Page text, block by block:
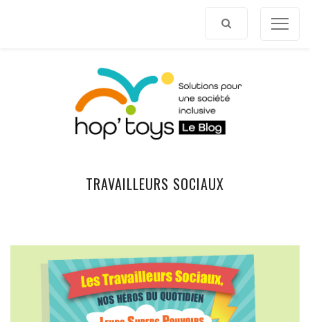
TRAVAILLEURS SOCIAUX